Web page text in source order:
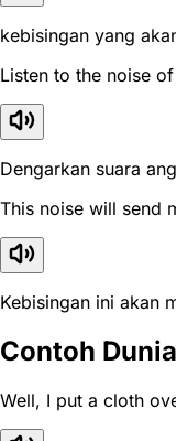
kebisingan yang
Listen to the noise
Dengarkan suara
This noise will send
Kebisingan ini akan
Contoh
Well, I put a cloth